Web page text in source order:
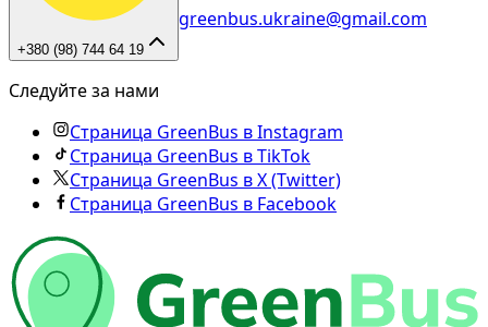
+380 (98) 744 64 19
greenbus.ukraine@gmail.com
Следуйте за нами
Страница GreenBus в Instagram
Страница GreenBus в TikTok
Страница GreenBus в X (Twitter)
Страница GreenBus в Facebook